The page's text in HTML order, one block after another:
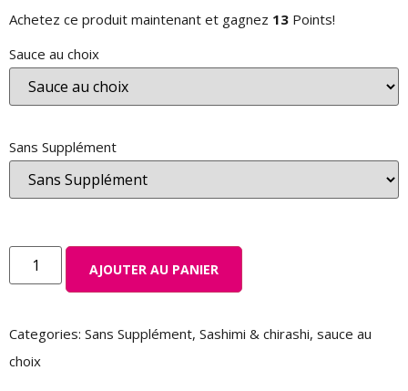
Achetez ce produit maintenant et gagnez 13 Points!
Sauce au choix
Sans Supplément
AJOUTER AU PANIER
Categories: Sans Supplément, Sashimi & chirashi, sauce au
choix